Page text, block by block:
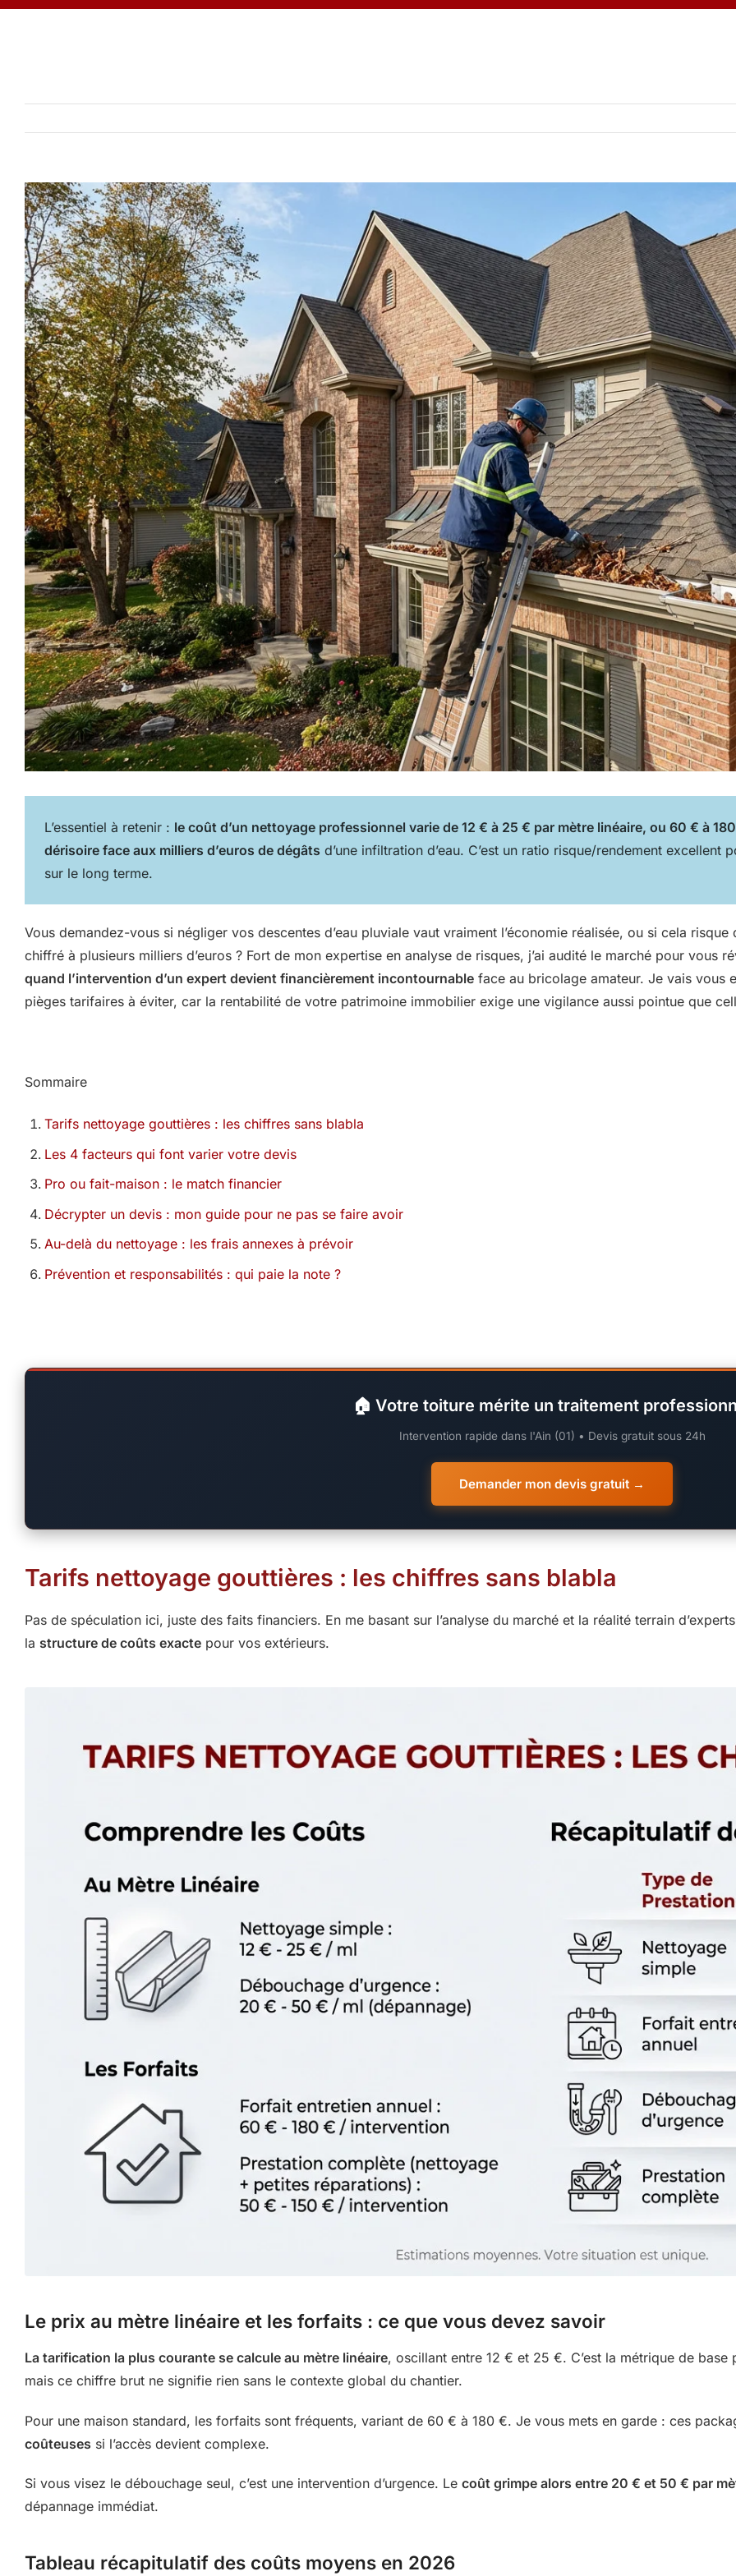
View
Larger
Image
L’essentiel à retenir : le coût d’un nettoyage professionnel varie de 12 € à 25 € par mètre linéaire, ou 60 € à
dérisoire face aux milliers d’euros de dégâts d’une infiltration d’eau. C’est un ratio risque/rendement
sur le long terme.
Vous demandez-vous si négliger vos descentes d’eau pluviale vaut vraiment l’économie réalisée, ou si cela
chiffré à plusieurs milliers d’euros ? Fort de mon expertise en analyse de risques, j’ai audité le marché pour vous
quand l’intervention d’un expert devient financièrement incontournable face au bricolage amateur. Je vais vous
pièges tarifaires à éviter, car la rentabilité de votre patrimoine immobilier exige une vigilance aussi pointue que
Sommaire
Tarifs nettoyage gouttières : les chiffres sans blabla
Les 4 facteurs qui font varier votre devis
Pro ou fait-maison : le match financier
Décrypter un devis : mon guide pour ne pas se faire avoir
Au-delà du nettoyage : les frais annexes à prévoir
Prévention et responsabilités : qui paie la note ?
🏠 Votre toiture mérite un traitement
Intervention rapide dans l'Ain (01) • Devis gratuit sous 24h
Demander mon devis gratuit →
Tarifs nettoyage gouttières : les chiffres sans blabla
Pas de spéculation ici, juste des faits financiers. En me basant sur l’analyse du marché et la réalité terrain
la structure de coûts exacte pour vos extérieurs.
Le prix au mètre linéaire et les forfaits : ce que vous devez savoir
La tarification la plus courante se calcule au mètre linéaire, oscillant entre 12 € et 25 €. C’est la métrique de
mais ce chiffre brut ne signifie rien sans le contexte global du chantier.
Pour une maison standard, les forfaits sont fréquents, variant de 60 € à 180 €. Je vous mets en garde : ces
coûteuses si l’accès devient complexe.
Si vous visez le débouchage seul, c’est une intervention d’urgence. Le coût grimpe alors entre 20 € et 50 € par
dépannage immédiat.
Tableau récapitulatif des coûts moyens en 2026